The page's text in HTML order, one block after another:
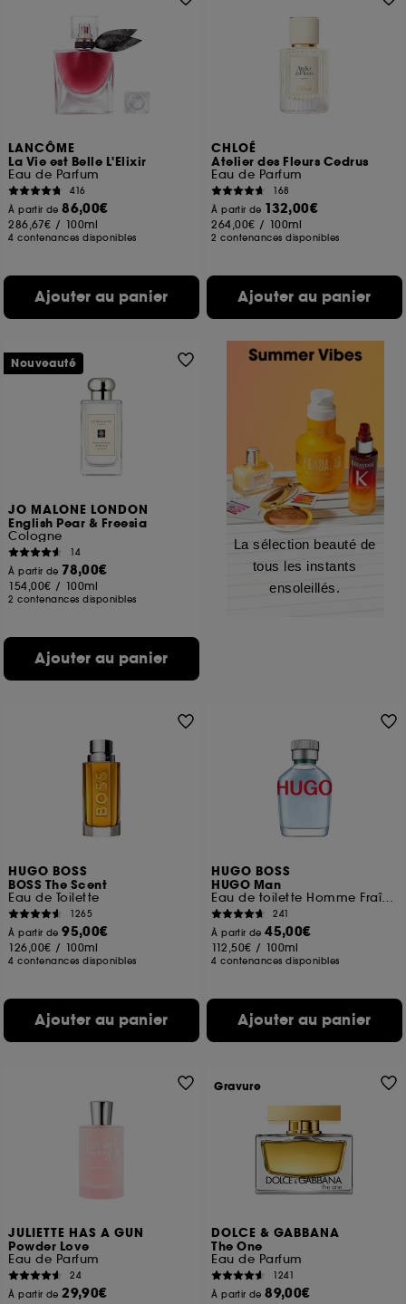
LANCÔME
La Vie est Belle L'Elixir
Eau de Parfum
416
À partir de86,00€
286,67€ / 100ml
4 contenances disponibles
Ajouter au panier
CHLOÉ
Atelier des Fleurs Cedrus
Eau de Parfum
168
À partir de 132,00€
264,00€ / 100ml
2 contenances disponibles
Ajouter au panier
JO MALONE LONDON
English Pear & Freesia
Cologne
14
À partir de 78,00€
154,00€ / 100ml
2 contenances disponibles
Ajouter au panier
Nouveauté
La sélection beauté de
tous les instants
ensoleillés.
HUGO BOSS
BOSS The Scent
Eau de Toilette
1265
À partir de95,00€
126,00€ / 100ml
4 contenances disponibles
Ajouter au panier
HUGO BOSS
HUGO Man
Eau de toilette Homme Fraîche et Aromatique
241
À partir de45,00€
112,50€ / 100ml
4 contenances disponibles
Ajouter au panier
JULIETTE HAS A GUN
Powder Love
Eau de Parfum
24
À partir de29,90€
DOLCE & GABBANA
The One
Eau de Parfum
1241
À partir de89,00€
Gravure